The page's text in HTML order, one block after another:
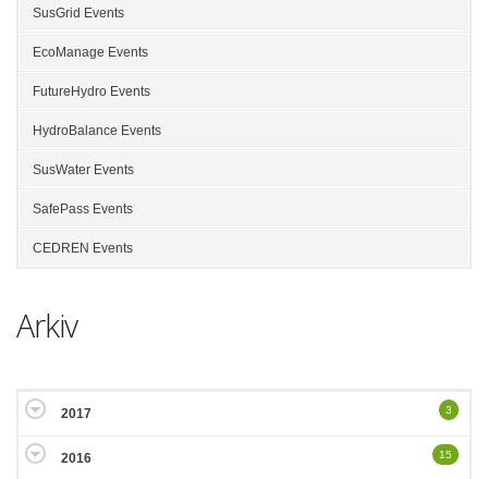
SusGrid Events
EcoManage Events
FutureHydro Events
HydroBalance Events
SusWater Events
SafePass Events
CEDREN Events
Arkiv
2017 3
2016 15